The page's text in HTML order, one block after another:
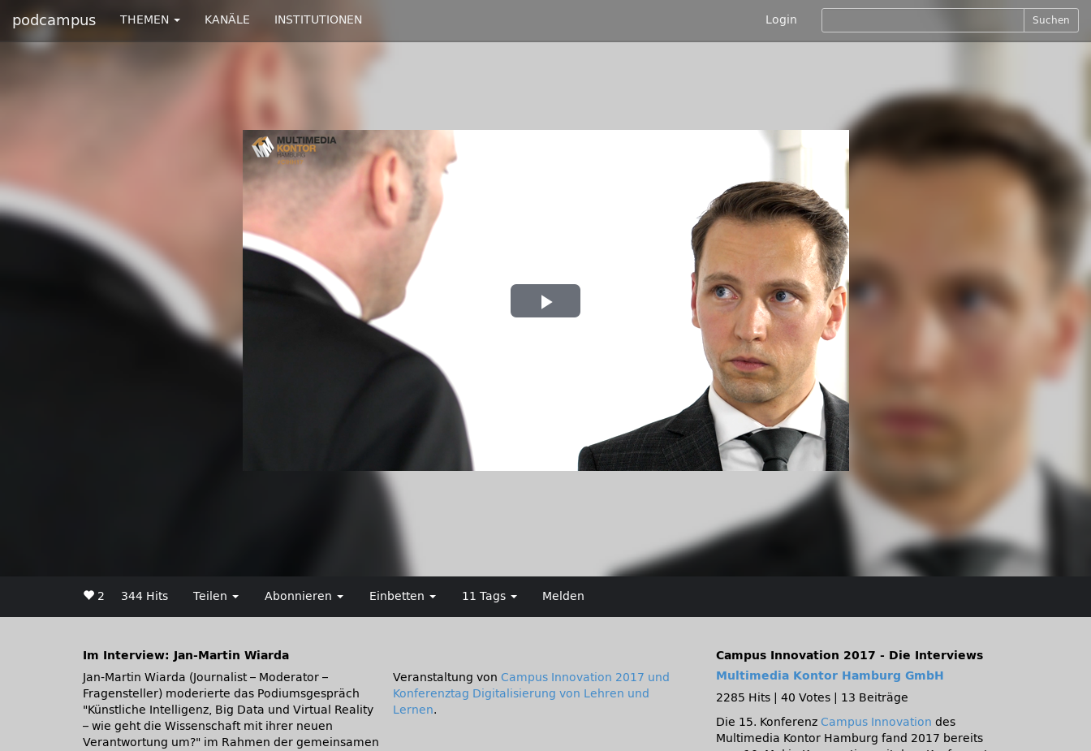
podcampus THEMEN KANÄLE INSTITUTIONEN Login Suchen
Play
2 344 Hits Teilen Abonnieren Einbetten 11 Tags Melden
Im Interview: Jan-Martin Wiarda
Jan-Martin Wiarda (Journalist – Moderator –
Fragensteller) moderierte das Podiumsgespräch
Künstliche Intelligenz, Big Data und Virtual Reality
– wie geht die Wissenschaft mit ihrer neuen
Verantwortung um?
im Rahmen der gemeinsamen
Veranstaltung von Campus Innovation 2017 und
Konferenztag Digitalisierung von Lehren und
Lernen.
Campus Innovation 2017 - Die Interviews
Multimedia Kontor Hamburg GmbH
2285 Hits
40 Votes
13 Beiträge
Die 15. Konferenz Campus Innovation des
Multimedia Kontor Hamburg fand 2017 bereits